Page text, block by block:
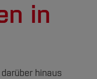
in
hinaus